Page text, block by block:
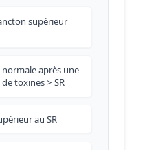
supérieur
après une
toxines > SR
au SR